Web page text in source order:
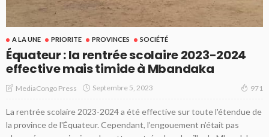
A LA UNE PRIORITE PROVINCES SOCIÉTÉ
Équateur : la rentrée scolaire 2023-2024
effective mais timide à Mbandaka
MediaCongo Press Septembre 5, 2023 971
La rentrée scolaire 2023-2024 a été effective sur toute l'étendue de
la province de l'Équateur. Cependant, l’engouement n’était pas